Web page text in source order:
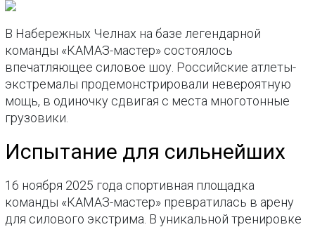
В Набережных Челнах на базе легендарной
команды «КАМАЗ-мастер» состоялось
впечатляющее силовое шоу. Российские атлеты-
экстремалы продемонстрировали невероятную
мощь, в одиночку сдвигая с места многотонные
грузовики.
Испытание для сильнейших
16 ноября 2025 года спортивная площадка
команды «КАМАЗ-мастер» превратилась в арену
для силового экстрима. В уникальной тренировке